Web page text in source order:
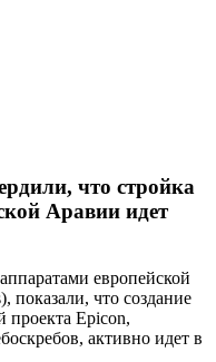
что стройка
Аравии идет
европейской
показали, что создание
проекта Epicon,
активно идет в